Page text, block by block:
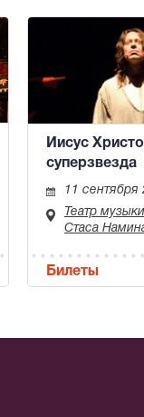
Иисус
суперзвезда
11 сентября
Театр
Стаса
Билеты